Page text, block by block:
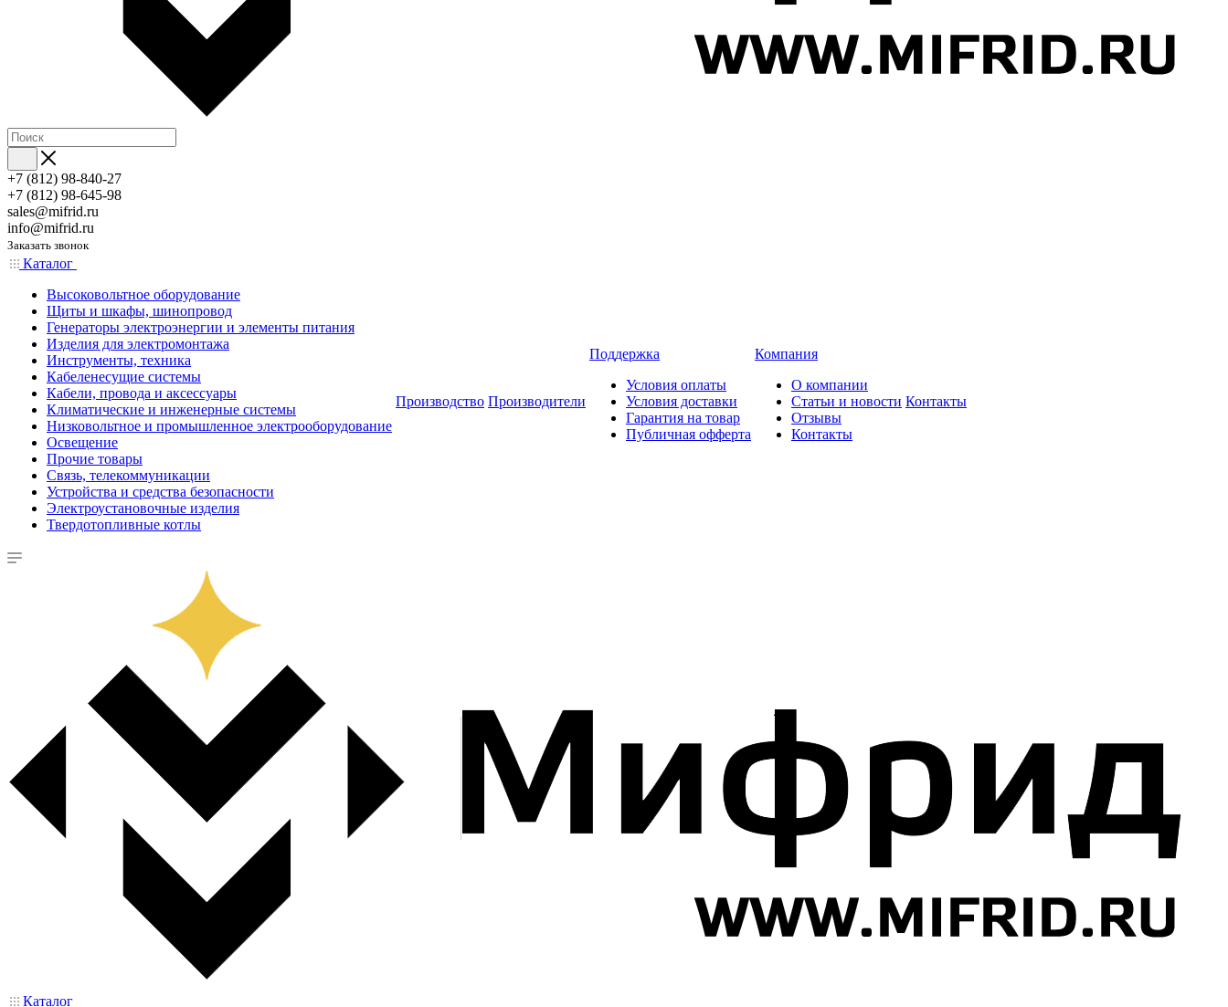
+7 (812) 98-840-27
+7 (812) 98-645-98
sales@mifrid.ru
info@mifrid.ru
Заказать звонок
Каталог
Высоковольтное оборудование
Щиты и шкафы, шинопровод
Генераторы электроэнергии и элементы питания
Изделия для электромонтажа
Инструменты, техника
Кабеленесущие системы
Кабели, провода и аксессуары
Климатические и инженерные системы
Низковольтное и промышленное электрооборудование
Освещение
Прочие товары
Связь, телекоммуникации
Устройства и средства безопасности
Электроустановочные изделия
Твердотопливные котлы
Производство Производители
Поддержка
Условия оплаты
Условия доставки
Гарантия на товар
Публичная офферта
Компания
О компании
Статьи и новости
Отзывы
Контакты
Контакты
Каталог